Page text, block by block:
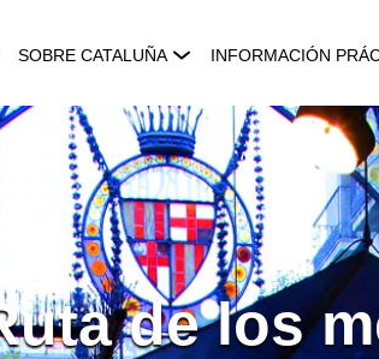
SOBRE CATALUÑA INFORMACIÓN
de los